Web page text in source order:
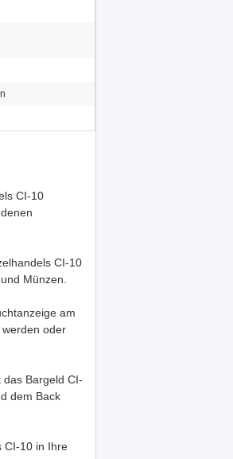
CI-10
CI-10
Münzen.
am
oder
Bargeld CI-
dem Back
CI-10 in Ihre